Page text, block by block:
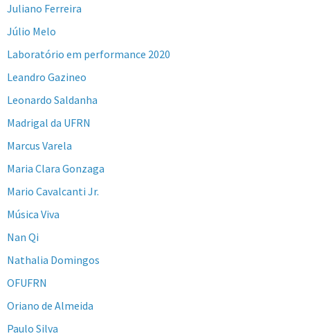
Juliano Ferreira
Júlio Melo
Laboratório em performance 2020
Leandro Gazineo
Leonardo Saldanha
Madrigal da UFRN
Marcus Varela
Maria Clara Gonzaga
Mario Cavalcanti Jr.
Música Viva
Nan Qi
Nathalia Domingos
OFUFRN
Oriano de Almeida
Paulo Silva